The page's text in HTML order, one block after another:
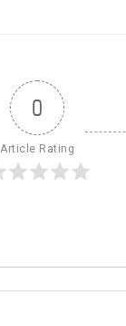
0
Article Rating